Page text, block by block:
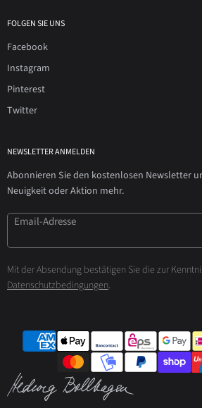
FOLGEN SIE UNS
Facebook
Instagram
Pinterest
Twitter
NEWSLETTER ANMELDEN
Abonnieren Sie den kostenlosen Newsletter
Neuigkeit oder Aktion mehr.
Email-Adresse
Mit der Absendung bestätigen Sie die zur
Datenschutzbedingungen.